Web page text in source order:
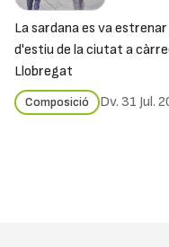
La sardana es va
d'estiu de la ciutat a
Llobregat
Composició Dv. 31 Jul.